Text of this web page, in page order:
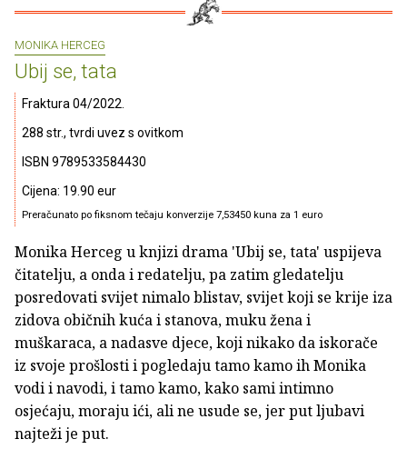
MONIKA HERCEG
Ubij se, tata
Fraktura 04/2022.
288 str., tvrdi uvez s ovitkom
ISBN 9789533584430
Cijena: 19.90 eur
Preračunato po fiksnom tečaju konverzije 7,53450 kuna za 1 euro
Monika Herceg u knjizi drama 'Ubij se, tata' uspijeva
čitatelju, a onda i redatelju, pa zatim gledatelju
posredovati svijet nimalo blistav, svijet koji se krije iza
zidova običnih kuća i stanova, muku žena i
muškaraca, a nadasve djece, koji nikako da iskorače
iz svoje prošlosti i pogledaju tamo kamo ih Monika
vodi i navodi, i tamo kamo, kako sami intimno
osjećaju, moraju ići, ali ne usude se, jer put ljubavi
najteži je put.